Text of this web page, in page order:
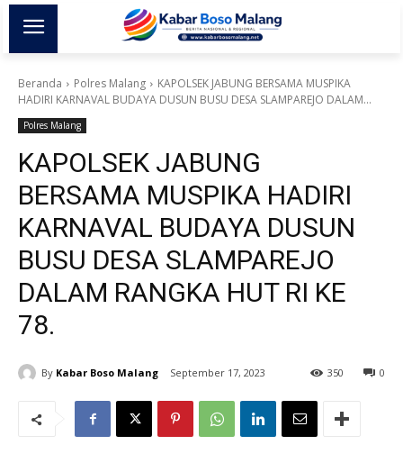
Beranda Polres Malang
KAPOLSEK JABUNG BERSAMA MUSPIKA
HADIRI KARNAVAL BUDAYA DUSUN BUSU DESA SLAMPAREJO DALAM...
Polres Malang
KAPOLSEK JABUNG
BERSAMA MUSPIKA HADIRI
KARNAVAL BUDAYA DUSUN
BUSU DESA SLAMPAREJO
DALAM RANGKA HUT RI KE
78.
By Kabar Boso Malang September 17, 2023 0
350